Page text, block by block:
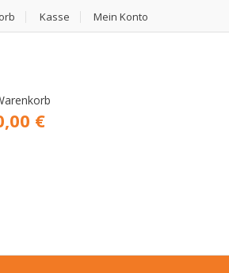
Kasse Mein Konto
€